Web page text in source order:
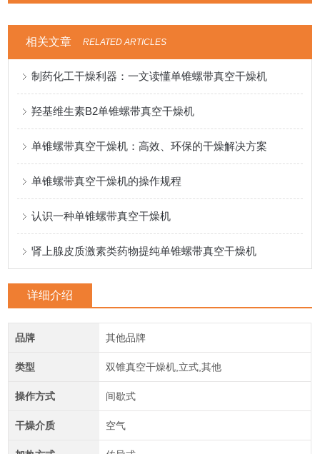
相关文章 RELATED ARTICLES
制药化工干燥利器：一文读懂单锥螺带真空干燥机
羟基维生素B2单锥螺带真空干燥机
单锥螺带真空干燥机：高效、环保的干燥解决方案
单锥螺带真空干燥机的操作规程
认识一种单锥螺带真空干燥机
肾上腺皮质激素类药物提纯单锥螺带真空干燥机
详细介绍
品牌 其他品牌
类型 双锥真空干燥机,立式,其他
操作方式 间歇式
干燥介质 空气